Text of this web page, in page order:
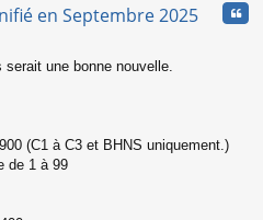
en Septembre 2025
une bonne nouvelle.
(C1 à C3 et BHNS uniquement.)
de 1 à 99